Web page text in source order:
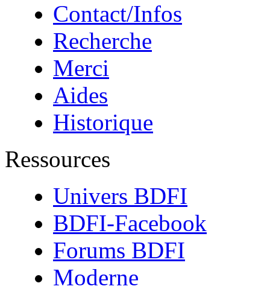
Contact/Infos
Recherche
Merci
Aides
Historique
Ressources
Univers BDFI
BDFI-Facebook
Forums BDFI
Moderne